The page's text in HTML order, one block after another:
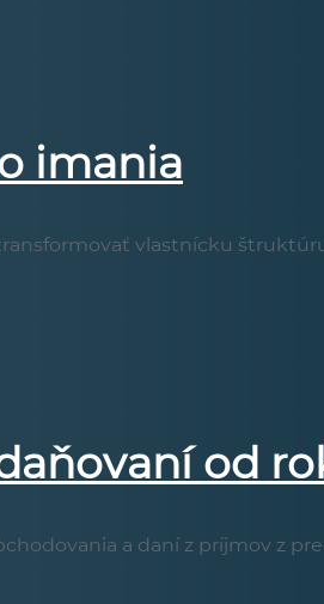
imania
vlastnícku
od
a daní z príjmov z